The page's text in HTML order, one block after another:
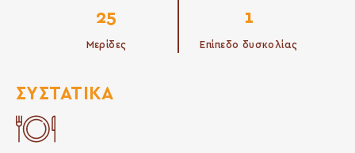
25
Μερίδες
1
Επίπεδο δυσκολίας
ΣΥΣΤΑΤΙΚΆ